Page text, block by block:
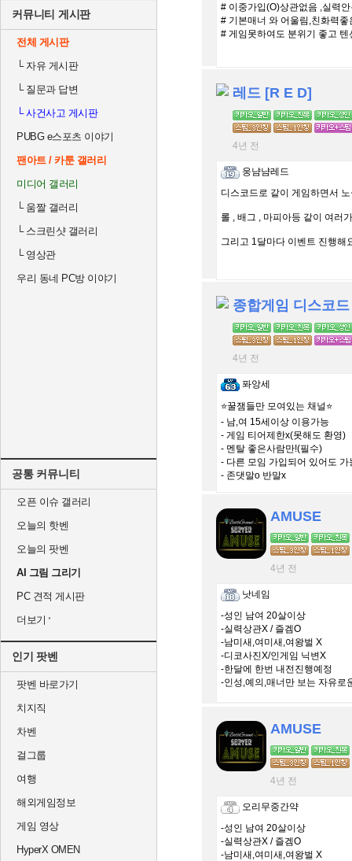
커뮤니티 게시판
전체 게시판
└자유 게시판
└질문과 답변
└사건사고 게시판
PUBG e스포츠 이야기
팬아트 / 카툰 갤러리
미디어 갤러리
└움짤 갤러리
└스크린샷 갤러리
└영상관
우리 동네 PC방 이야기
공통 커뮤니티
오픈 이슈 갤러리
오늘의 핫벤
오늘의 팟벤
AI 그림 그리기
PC 견적 게시판
더보기
인기 팟벤
팟벤 바로가기
치지직
차벤
걸그룹
여행
해외게임정보
게임 영상
HyperX OMEN
# 이중가입(O)상관없음 ,실력
# 기본매너 와 어울림,친화력좋
# 게임못하여도 분위기 좋고 텐
레드 [R E D]
4년 전
웅냠냠레드
디스코드로 같이 게임하면서
롤 , 배그 , 마피아등 같이 여러
그리고 1달마다 이벤트 진행해
종합게임 디스코드
4년 전
퐈앙세
⭐️꿀잼들만 모여있는 채널⭐️
- 남,여 15세이상 이용가능
- 게임 티어제한x(못해도 환영)
- 멘탈 좋은사람만!(필수)
- 다른 모임 가입되어 있어도 가
- 존댓말o 반말x
AMUSE
4년 전
낫네임
-성인 남여 20살이상
-실력상관X / 즐겜O
-남미새,여미새,여왕벌 X
-디코사진X/인게임 닉변X
-한달에 한번 내전진행예정
-인성,예의,매너만 보는 자유로
AMUSE
4년 전
오리무중간약
-성인 남여 20살이상
-실력상관X / 즐겜O
-남미새,여미새,여왕벌 X